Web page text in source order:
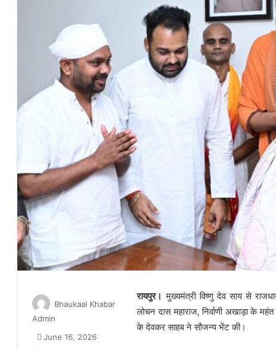
रायपुर। मुख्यमंत्री विष्णु देव साय से
लोचन दास महाराज, निर्वाणी अखाड़ा के
के देवकर साहब ने सौजन्य भेंट की।
Bhaukaal Khabar
Admin
June 16, 2026